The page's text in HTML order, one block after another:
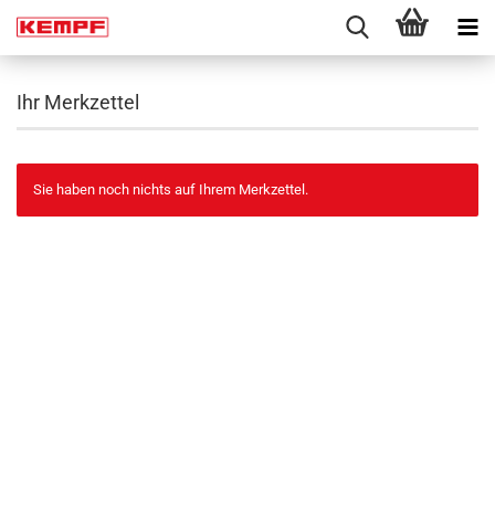
Ihr Merkzettel
Sie haben noch nichts auf Ihrem Merkzettel.